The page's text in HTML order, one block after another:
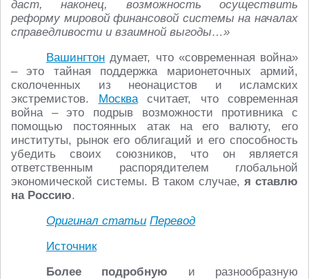
даст, наконец, возможность осуществить
реформу мировой финансовой системы на началах
справедливости и взаимной выгоды…»
Вашингтон думает, что «современная война»
– это тайная поддержка марионеточных армий,
сколоченных из неонацистов и исламских
экстремистов. Москвасчитает, что современная
война – это подрыв возможности противника с
помощью постоянных атак на его валюту, его
институты, рынок его облигаций и его способность
убедить своих союзников, что он является
ответственным распорядителем глобальной
экономической системы. В таком случае, я ставлю
на Россию.
Оригинал статьи Перевод
Источник
Более подробную и разнообразную